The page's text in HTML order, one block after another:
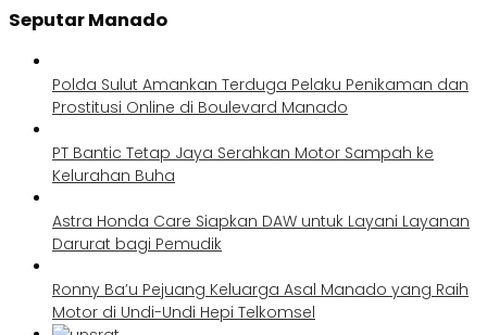
Seputar Manado
Polda Sulut Amankan Terduga Pelaku Penikaman dan
Prostitusi Online di Boulevard Manado
PT Bantic Tetap Jaya Serahkan Motor Sampah ke
Kelurahan Buha
Astra Honda Care Siapkan DAW untuk Layani Layanan
Darurat bagi Pemudik
Ronny Ba’u Pejuang Keluarga Asal Manado yang Raih
Motor di Undi-Undi Hepi Telkomsel